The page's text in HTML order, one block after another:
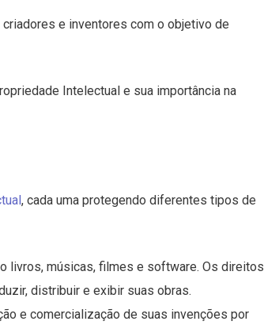
e inventores com o objetivo de
Intelectual e sua importância na
, cada uma protegendo diferentes tipos de
livros, músicas, filmes e software. Os direitos
distribuir e exibir suas obras.
e comercialização de suas invenções por